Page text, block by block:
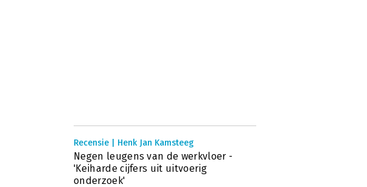
Recensie | Henk Jan Kamsteeg
Negen leugens van de werkvloer -
'Keiharde cijfers uit uitvoerig
onderzoek'